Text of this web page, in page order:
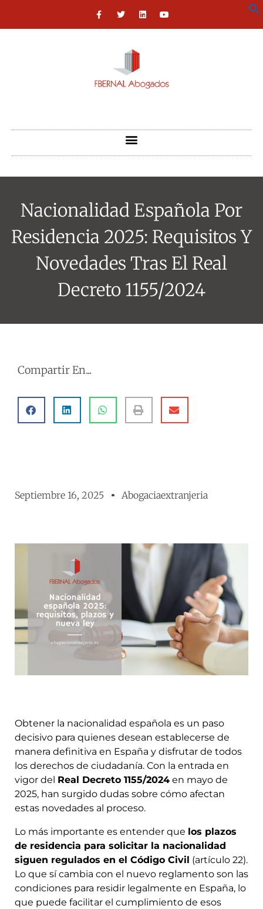
Nacionalidad Española Por
Residencia 2025: Requisitos Y
Novedades Tras El Real
Decreto 1155/2024
Compartir En...
Septiembre 16, 2025 Abogaciaextranjeria
Obtener la nacionalidad española es un paso
decisivo para quienes desean establecerse de
manera definitiva en España y disfrutar de todos
los derechos de ciudadanía. Con la entrada en
vigor del Real Decreto 1155/2024 en mayo de
2025, han surgido dudas sobre cómo afectan
estas novedades al proceso.
Lo más importante es entender que los plazos
de residencia para solicitar la nacionalidad
siguen regulados en el Código Civil (artículo 22).
Lo que sí cambia con el nuevo reglamento son las
condiciones para residir legalmente en España, lo
que puede facilitar el cumplimiento de esos